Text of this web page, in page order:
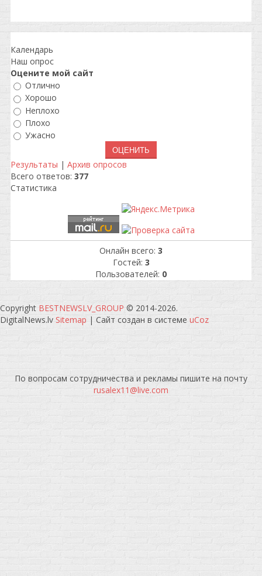
Календарь
Наш опрос
Оцените мой сайт
Отлично
Хорошо
Неплохо
Плохо
Ужасно
Результаты | Архив опросов
Всего ответов: 377
Статистика
Онлайн всего: 3
Гостей: 3
Пользователей: 0
Copyright BESTNEWSLV_GROUP © 2014-2026.
DigitalNews.lv Sitemap | Сайт создан в системе uCoz
По вопросам сотрудничества и рекламы пишите на почту
rusalex11@live.com